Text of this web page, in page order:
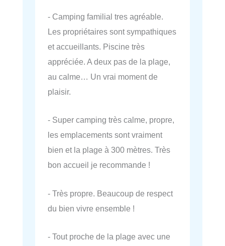
- Camping familial tres agréable.
Les propriétaires sont sympathiques
et accueillants. Piscine très
appréciée. A deux pas de la plage,
au calme… Un vrai moment de
plaisir.
- Super camping très calme, propre,
les emplacements sont vraiment
bien et la plage à 300 mètres. Très
bon accueil je recommande !
- Très propre. Beaucoup de respect
du bien vivre ensemble !
- Tout proche de la plage avec une